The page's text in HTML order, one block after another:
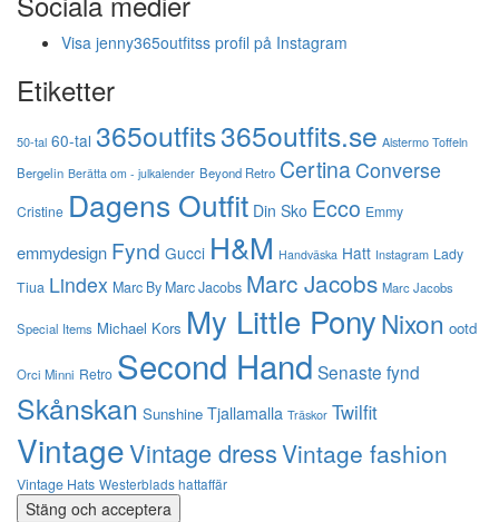
Visa jenny365outfitss profil på Instagram
Etiketter
50-tal 60-tal 365outfits365outfits.se Alstermo Toffeln
Bergelin Berätta om - julkalender Beyond Retro CertinaConverse
Cristine Dagens Outfit Din Sko Ecco Emmy
emmydesign Fynd Gucci H&M Handväska Hatt Instagram Lady
Tiua Lindex Marc By Marc Jacobs Marc Jacobs Marc Jacobs
Special Items Michael Kors My Little PonyNixon ootd
Orci Minni Retro Second Hand Senaste fynd
Skånskan Sunshine Tjallamalla Träskor Twilfit
VintageVintage dressVintage fashion
Vintage Hats Westerblads hattaffär